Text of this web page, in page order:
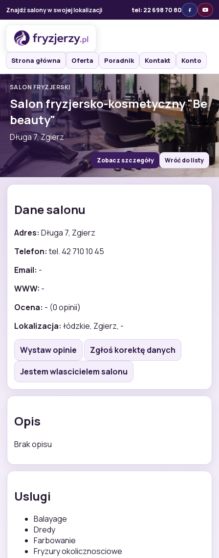
Znajdź salony w swojej lokalizacji tel: 22 698 70 80
Strona główna Oferta Poradnik Kontakt Konto
SALON FRYZJERSKI
Salon fryzjersko-kosmetyczny "Be
beauty"
Długa 7, Zgierz
Zobacz szczegóły Wróć do listy
Dane salonu
Adres: Długa 7, Zgierz
Telefon: tel. 42 710 10 45
Email: -
WWW: -
Ocena: - (0 opinii)
Lokalizacja: łódzkie, Zgierz, -
Wystaw opinie
Zgłoś korektę danych
Jestem wlascicielem salonu
Opis
Brak opisu
Uslugi
Balayage
Dredy
Farbowanie
Fryzury okolicznosciowe